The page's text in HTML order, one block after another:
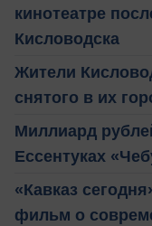
кинотеатре
Кисловодска
Жители
снятого в их
Миллиард
Ессентуках
«Кавказ
фильм о